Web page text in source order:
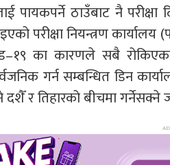
पायकपर्ने ठाउँबाट नै
परीक्षा नियन्त्रण
का कारणले सबै
गर्न सम्बन्धित डिन
दशैँ र तिहारको बीचमा गर्नेसक्ने